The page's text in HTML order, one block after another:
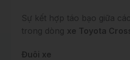
Sự kết hợp táo bạo giữa
trong dòng xe Toyota
Đuôi xe